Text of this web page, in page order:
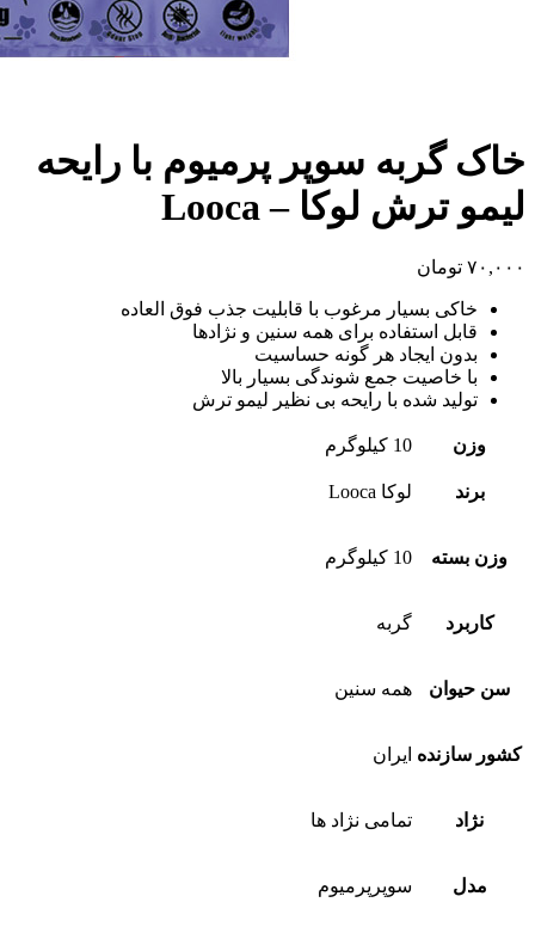
خاک گربه سوپر پرمیوم با رایحه
لیمو ترش لوکا – Looca
۷۰,۰۰۰ تومان
خاکی بسیار مرغوب با قابلیت جذب فوق العاده
قابل استفاده برای همه سنین و نژادها
بدون ایجاد هر گونه حساسیت
با خاصیت جمع شوندگی بسیار بالا
تولید شده با رایحه بی نظیر لیمو ترش
وزن 10 کیلوگرم
برند لوکا Looca
وزن بسته 10 کیلوگرم
کاربرد گربه
سن حیوان همه سنین
کشور سازنده ایران
نژاد تمامی نژاد ها
مدل سوپرپرمیوم